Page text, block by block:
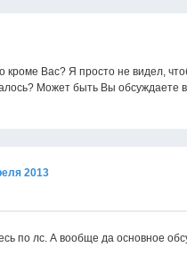
кроме Вас? Я просто не видел,
Может быть Вы
2013
по лс. А вообще да основное